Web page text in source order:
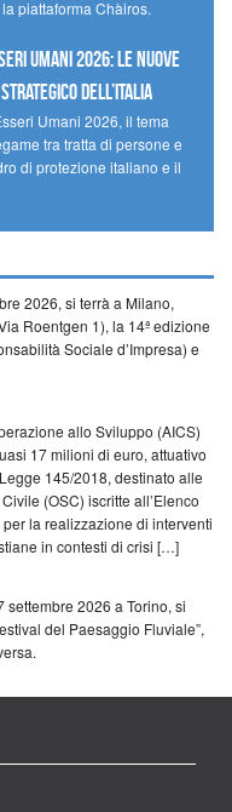
piattaforma Chàiros.
UMANI 2026: LE NUOVE
DELL’ITALIA
Umani 2026, il tema
tra tratta di persone e
di protezione italiano e il
2026, si terrà a Milano,
Roentgen 1), la 14ª edizione
Sociale d’Impresa) e
allo Sviluppo (AICS)
17 milioni di euro, attuativo
145/2018, destinato alle
(OSC) iscritte all’Elenco
la realizzazione di interventi
in contesti di crisi […]
2026 a Torino, si
del Paesaggio Fluviale”,